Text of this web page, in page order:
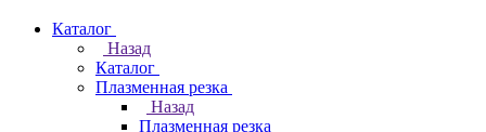
Каталог
Назад
Каталог
Плазменная резка
Назад
Плазменная резка